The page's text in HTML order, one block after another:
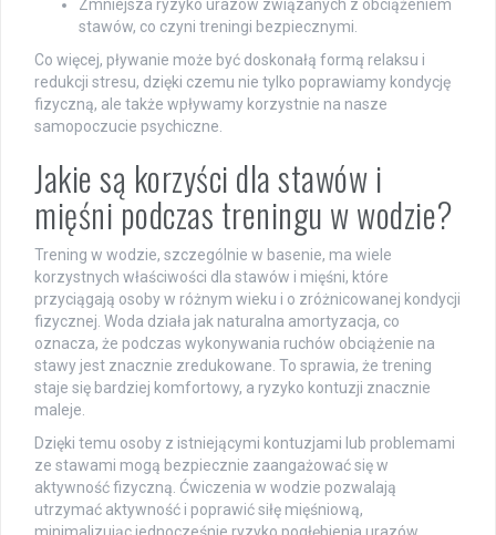
Zmniejsza ryzyko urazów związanych z obciążeniem
stawów, co czyni treningi bezpiecznymi.
Co więcej, pływanie może być doskonałą formą relaksu i
redukcji stresu, dzięki czemu nie tylko poprawiamy kondycję
fizyczną, ale także wpływamy korzystnie na nasze
samopoczucie psychiczne.
Jakie są korzyści dla stawów i
mięśni podczas treningu w wodzie?
Trening w wodzie, szczególnie w basenie, ma wiele
korzystnych właściwości dla stawów i mięśni, które
przyciągają osoby w różnym wieku i o zróżnicowanej kondycji
fizycznej. Woda działa jak naturalna amortyzacja, co
oznacza, że podczas wykonywania ruchów obciążenie na
stawy jest znacznie zredukowane. To sprawia, że trening
staje się bardziej komfortowy, a ryzyko kontuzji znacznie
maleje.
Dzięki temu osoby z istniejącymi kontuzjami lub problemami
ze stawami mogą bezpiecznie zaangażować się w
aktywność fizyczną. Ćwiczenia w wodzie pozwalają
utrzymać aktywność i poprawić siłę mięśniową,